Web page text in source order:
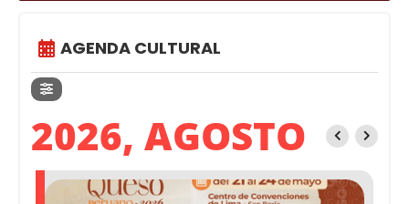
AGENDA CULTURAL
2026, AGOSTO